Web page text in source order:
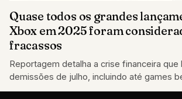
Quase todos os grandes
Xbox em 2025 foram
fracassos
Reportagem detalha a crise financeira que
demissões de julho, incluindo até games
crítica.